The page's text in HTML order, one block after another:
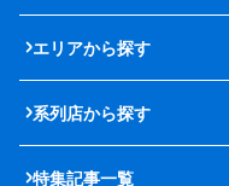
エリアから探す
系列店から探す
特集記事一覧